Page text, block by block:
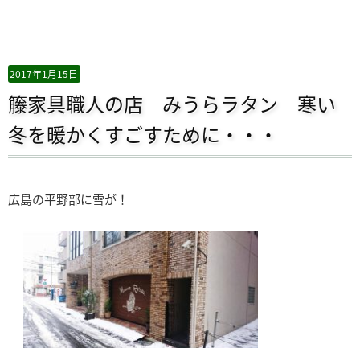
2017年1月15日
籐家具職人の店 みうらラタン 寒い
冬を暖かくすごすために・・・
広島の平野部に雪が！